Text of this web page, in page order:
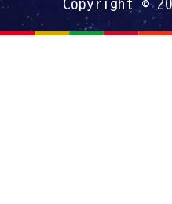
Copyright ©